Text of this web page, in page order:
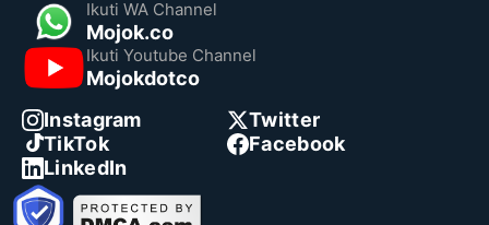
Ikuti WA Channel
Mojok.co
Ikuti Youtube Channel
Mojokdotco
Instagram
Twitter
TikTok
Facebook
LinkedIn